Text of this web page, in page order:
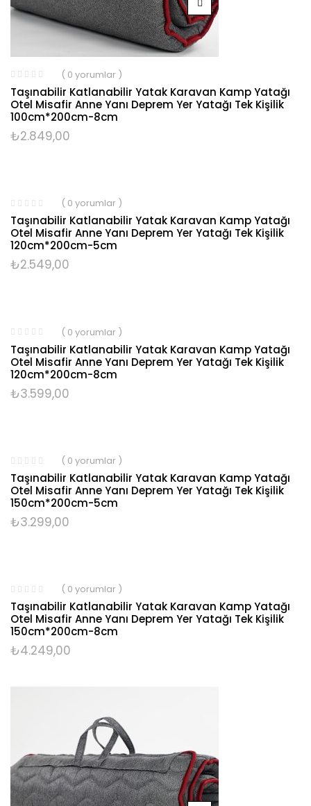
( 0 yorumlar )
Taşınabilir Katlanabilir Yatak Karavan Kamp Yatağı
Otel Misafir Anne Yanı Deprem Yer Yatağı Tek Kişilik
100cm*200cm-8cm
₺2.849,00
( 0 yorumlar )
Taşınabilir Katlanabilir Yatak Karavan Kamp Yatağı
Otel Misafir Anne Yanı Deprem Yer Yatağı Tek Kişilik
120cm*200cm-5cm
₺2.549,00
( 0 yorumlar )
Taşınabilir Katlanabilir Yatak Karavan Kamp Yatağı
Otel Misafir Anne Yanı Deprem Yer Yatağı Tek Kişilik
120cm*200cm-8cm
₺3.599,00
( 0 yorumlar )
Taşınabilir Katlanabilir Yatak Karavan Kamp Yatağı
Otel Misafir Anne Yanı Deprem Yer Yatağı Tek Kişilik
150cm*200cm-5cm
₺3.299,00
( 0 yorumlar )
Taşınabilir Katlanabilir Yatak Karavan Kamp Yatağı
Otel Misafir Anne Yanı Deprem Yer Yatağı Tek Kişilik
150cm*200cm-8cm
₺4.249,00